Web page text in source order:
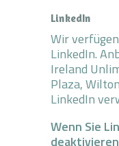
LinkedIn
Wir
LinkedIn.
Ireland
Plaza,
LinkedIn
Wenn Sie